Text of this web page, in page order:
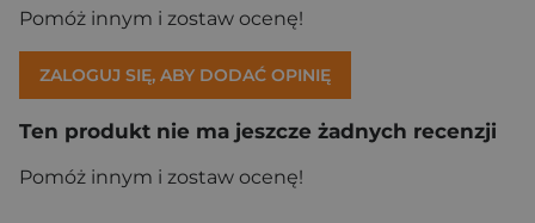
Pomóż innym i zostaw ocenę!
ZALOGUJ SIĘ, ABY DODAĆ OPINIĘ
Ten produkt nie ma jeszcze żadnych recenzji
Pomóż innym i zostaw ocenę!